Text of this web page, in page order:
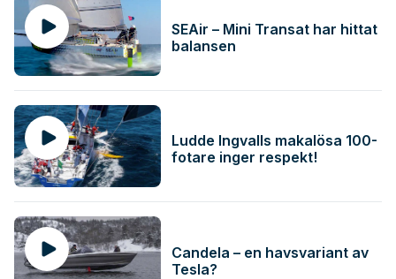
SEAir – Mini Transat har hittat
balansen
Ludde Ingvalls makalösa 100-
fotare inger respekt!
Candela – en havsvariant av
Tesla?